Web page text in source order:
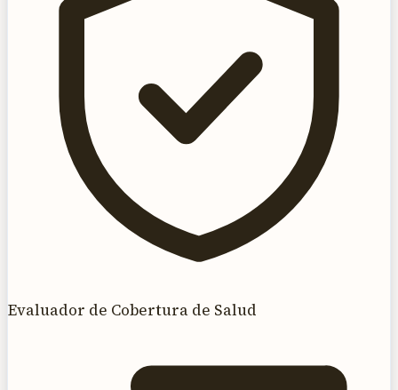
Evaluador de Cobertura de Salud